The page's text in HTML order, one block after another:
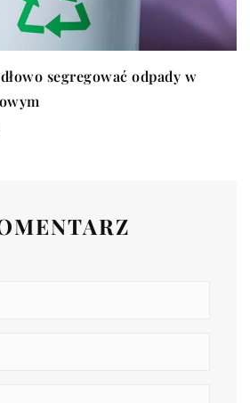
segregować odpady w